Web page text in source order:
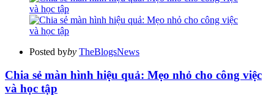
Posted byby TheBlogsNews
Chia sẻ màn hình hiệu quả: Mẹo nhỏ cho công việc
và học tập